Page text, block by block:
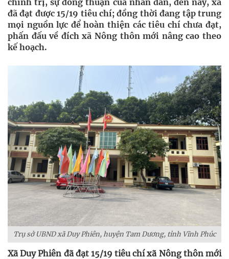
chính trị, sự đồng thuận của nhân dân, đến nay, xã
đã đạt được 15/19 tiêu chí; đồng thời đang tập trung
mọi nguồn lực để hoàn thiện các tiêu chí chưa đạt,
phấn đấu về đích xã Nông thôn mới nâng cao theo
kế hoạch.
Trụ sở UBND xã Duy Phiên, huyện Tam Dương, tỉnh Vĩnh Phúc
Xã Duy Phiên đã đạt 15/19 tiêu chí xã Nông thôn mới